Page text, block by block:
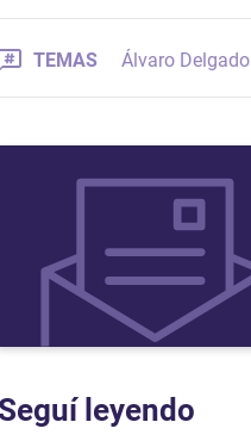
TEMAS Álvaro Delgado
Seguí leyendo